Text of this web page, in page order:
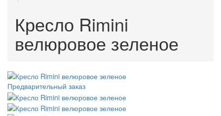
Кресло Rimini
велюровое зеленое
Предварительный заказ